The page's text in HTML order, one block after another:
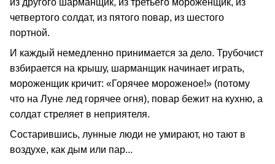
из другого шарманщик, из третьего мороженщик, из
четвертого солдат, из пятого повар, из шестого
портной.
И каждый немедленно принимается за дело. Трубочист
взбирается на крышу, шарманщик начинает играть,
мороженщик кричит: «Горячее мороженое!» (потому
что на Луне лед горячее огня), повар бежит на кухню, а
солдат стреляет в неприятеля.
Состарившись, лунные люди не умирают, но тают в
воздухе, как дым или пар...